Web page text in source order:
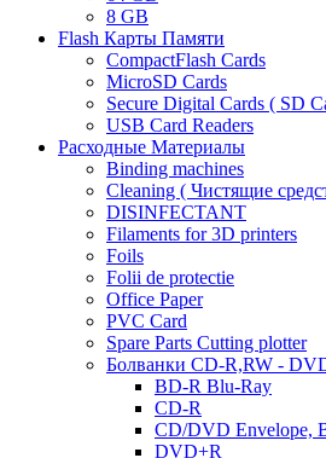
8 GB
Flash Карты Памяти
CompactFlash Cards
MicroSD Cards
Secure Digital Cards ( SD
USB Card Readers
Расходные Материалы
Binding machines
Cleaning ( Чистящие
DISINFECTANT
Filaments for 3D printers
Foils
Folii de protectie
Office Paper
PVC Card
Spare Parts Cutting plotter
Болванки CD-R,RW -
BD-R Blu-Ray
CD-R
CD/DVD Envelope,
DVD+R